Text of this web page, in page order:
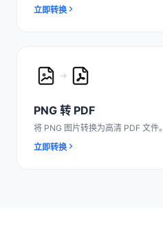
立即转换
PNG 转 PDF
将 PNG 图片转换为高清 PDF 文件。
立即转换